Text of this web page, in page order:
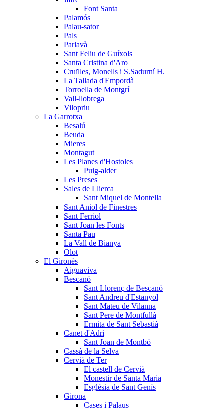
Font Santa
Palamós
Palau-sator
Pals
Parlavà
Sant Feliu de Guíxols
Santa Cristina d'Aro
Cruïlles, Monells i S.Sadurní H.
La Tallada d'Empordà
Torroella de Montgrí
Vall-llobrega
Vilopriu
La Garrotxa
Besalú
Beuda
Mieres
Montagut
Les Planes d'Hostoles
Puig-alder
Les Preses
Sales de Llierca
Sant Miquel de Montella
Sant Aniol de Finestres
Sant Ferriol
Sant Joan les Fonts
Santa Pau
La Vall de Bianya
Olot
El Gironès
Aiguaviva
Bescanó
Sant Llorenç de Bescanó
Sant Andreu d'Estanyol
Sant Mateu de Vilanna
Sant Pere de Montfullà
Ermita de Sant Sebastià
Canet d'Adri
Sant Joan de Montbó
Cassà de la Selva
Cervià de Ter
El castell de Cervià
Monestir de Santa Maria
Església de Sant Genís
Girona
Cases i Palaus